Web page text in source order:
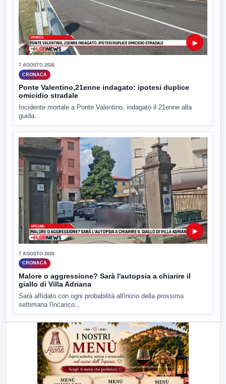
▶
7 AGOSTO 2026
CRONACA
Ponte Valentino,21enne indagato: ipotesi duplice
omicidio stradale
Incidente mortale a Ponte Valentino, indagato il 21enne alla
guida...
▶
7 AGOSTO 2026
CRONACA
Malore o aggressione? Sarà l'autopsia a chiarire il
giallo di Villa Adriana
Sarà affidato con ogni probabilità all'inizio della prossima
settimana l'incarico...